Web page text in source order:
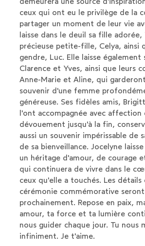
ceux qui ont eu le privilège de la
partager un moment de leur vie
laisse dans le deuil sa fille adorée,
précieuse petite-fille, Celya, ainsi
gendre, Luc. Elle laisse également
Clarence et Yves, ainsi que leurs
Anne-Marie et Aline, qui
souvenir d'une femme
généreuse. Ses fidèles amis,
l'ont accompagnée avec affection
dévouement jusqu'à la fin,
aussi un souvenir impérissable de
de sa bienveillance. Jocelyne
un héritage d'amour, de courage
qui continuera de vivre dans le
ceux qu'elle a touchés. Les détails
cérémonie commémorative
prochainement. Repose en paix,
amour, ta force et ta lumière
nous guider chaque jour. Tu nous
infiniment. Je t'aime.